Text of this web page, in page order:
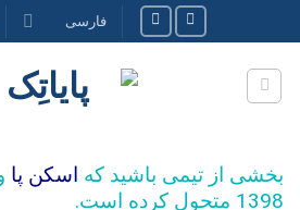
to
content
فارسی
بخشی از تیمی باشید که اسکن پا
1398 متحول کرده است.